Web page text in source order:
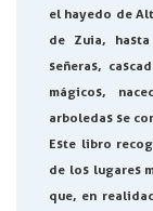
el hayedo de
de Zuia,
señeras,
mágicos,
arboledas se
Este libro
de los lugares
que, en